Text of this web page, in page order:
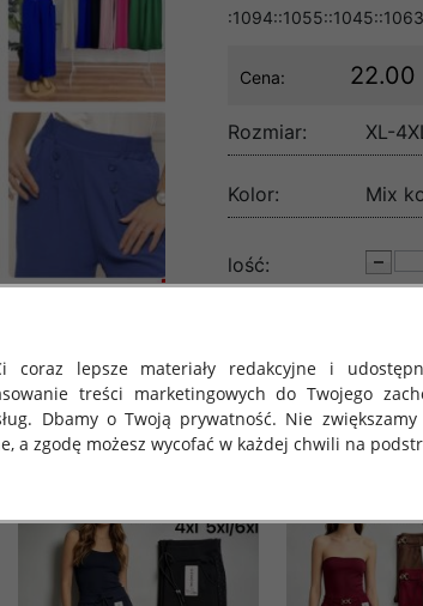
:1094::1055::1045::1063
Cena: 22.00
Rozmiar: XL-
Kolor: Mix
lość:
coraz lepsze materiały redakcyjne i
treści marketingowych do Twojego
Dbamy o Twoją prywatność. Nie
a zgodę możesz wycofać w każdej chwili na
Rozporządzenie Parlamentu Europejskiego i
osób fizycznych w związku z przetwarzaniem
danych oraz uchylenia dyrektywy 95/46/WE
o Ochronie Danych"). W związku z tym
oraz zasadach, na jakich odbywa się to po